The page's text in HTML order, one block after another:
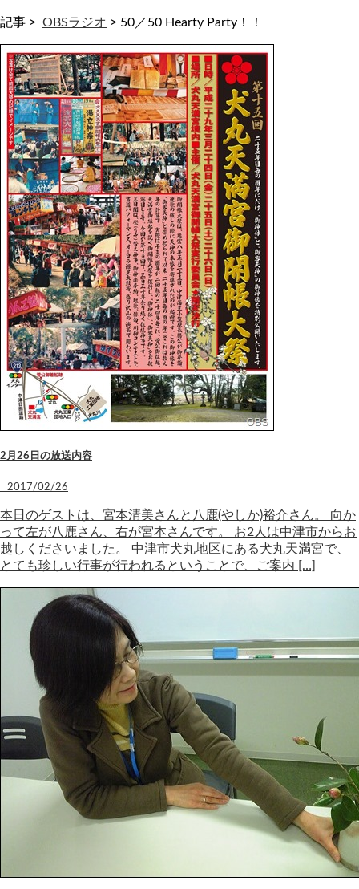
記事 > OBSラジオ > 50／50 Hearty Party！！
2月26日の放送内容
2017/02/26
本日のゲストは、宮本清美さんと八鹿(やしか)裕介さん。 向か
って左が八鹿さん、右が宮本さんです。 お2人は中津市からお
越しくださいました。 中津市犬丸地区にある犬丸天満宮で、
とても珍しい行事が行われるということで、ご案内 […]